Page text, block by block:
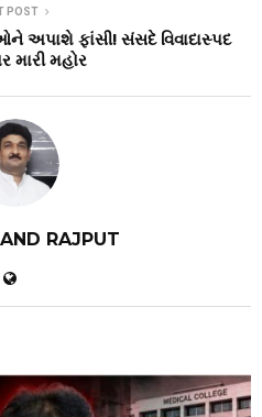
POST
અપાશે ફાંસી! સંસદે વિવાદાસ્પદ
મારી મહોર
RAJPUT